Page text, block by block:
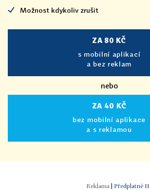
Možnost kdykoliv zrušit
ZA 80 KČ
s mobilní aplikací
a bez reklam
nebo
ZA 40 KČ
bez mobilní aplikace
a s reklamou
| Předplatné